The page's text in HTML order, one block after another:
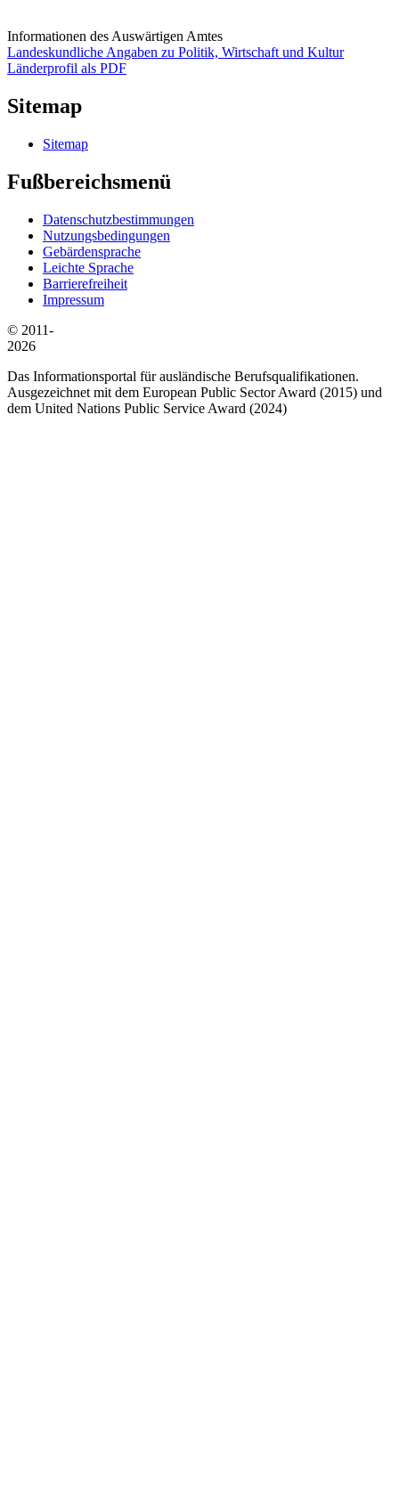
Informationen des Auswärtigen Amtes
Landeskundliche Angaben zu Politik, Wirtschaft und Kultur
Länderprofil als PDF
Sitemap
Sitemap
Fußbereichsmenü
Datenschutzbestimmungen
Nutzungsbedingungen
Gebärdensprache
Leichte Sprache
Barrierefreiheit
Impressum
© 2011-
2026
Das Informationsportal für ausländische Berufsqualifikationen.
Ausgezeichnet mit dem European Public Sector Award (2015) und
dem United Nations Public Service Award (2024)